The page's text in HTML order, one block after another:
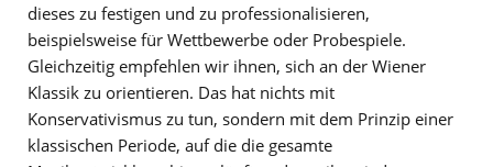
dieses zu festigen und zu professionalisieren,
beispielsweise für Wettbewerbe oder Probespiele.
Gleichzeitig empfehlen wir ihnen, sich an der Wiener
Klassik zu orientieren. Das hat nichts mit
Konservativismus zu tun, sondern mit dem Prinzip einer
klassischen Periode, auf die die gesamte